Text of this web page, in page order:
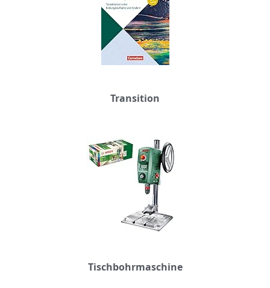
Transition
Tischbohrmaschine